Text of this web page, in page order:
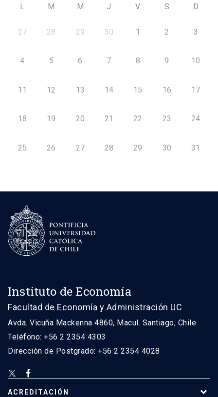
L M M J V S D
27 28 29 30 1 2 3
4 5 6 7 8 9 10
11 12 13 14 15 16 17
18 19 20 21 22 23 24
25 26 27 28 29 30 31
Instituto de Economía
Facultad de Economía y Administración UC
Avda. Vicuña Mackenna 4860, Macul. Santiago, Chile
Teléfono: +56 2 2354 4303
Dirección de Postgrado: +56 2 2354 4028
ACREDITACIÓN